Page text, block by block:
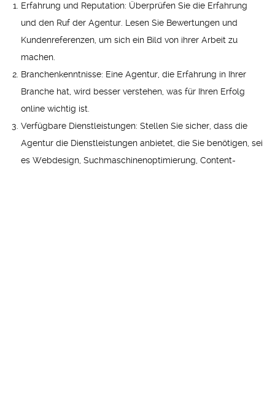
Erfahrung und Reputation: Überprüfen Sie die Erfahrung
und den Ruf der Agentur. Lesen Sie Bewertungen und
Kundenreferenzen, um sich ein Bild von ihrer Arbeit zu
machen.
Branchenkenntnisse: Eine Agentur, die Erfahrung in Ihrer
Branche hat, wird besser verstehen, was für Ihren Erfolg
online wichtig ist.
Verfügbare Dienstleistungen: Stellen Sie sicher, dass die
Agentur die Dienstleistungen anbietet, die Sie benötigen, sei
es Webdesign, Suchmaschinenoptimierung, Content-